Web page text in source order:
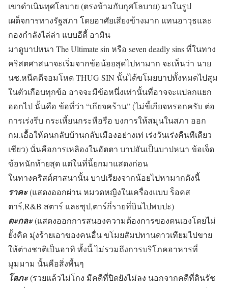
เขาดำเนินทุศโลบาย (ตรงข้ามกับกุศโลบาย) มาในรูป
เผด็จการทางรัฐสภา โดยอาศัยเสียงข้างมาก แทนอาวุธและ
กองกำลังไล่ล่า แบบอีดี้ อามิน
มาดูบาปหนา The Ultimate sin หรือ seven deadly sins ที่ในทาง
คริสตศาสนาจะเริ่มจากข้อน้อยสุดไปหามาก จะเห็นว่า นาย
นช.หนีคดีจอมโหด THUG SIN นั้นได้ขโมยบาปทั้งหมดไปสุม
ในตัวเกือบทุกข้อ อาจจะมีข้อหนึ่งเท่านั้นที่อาจจะแปลกแยก
ออกไป นั้นคือ ข้อที่ว่า “เกียจคร้าน” (ไม่ขี้เกียจหรอกครับ ต่อ
การเร่งรีบ กระเหี้ยนกระหือรือ บงการให้สมุนในสภา ออก
กม.เอื้อให้ตนกลับบ้านกลับเมืองอย่างเท่ เร่งวันเร่งคืนทีเดียว
เชียว) นั่นคือการเหลิองในอัตตา บาปอันเป็นบาปหนา ข้อเจ็ด
ข้อหนักท้ายสุด แต่ในที่นี้ยกมาแสดงก่อน
ในทางคริสต์ศาสนานั้น บาปเรียงจากน้อยไปหามากดังนี้
ราคะ(แสดงออกผ่าน หมวดหญิงในเครื่องแบบ ร็อคส
ตาร์,R&B สตาร์ และซุป,ตาร์กี่รายที่บินไปพบปะ)
ตะกละ(แสดงออกการสนองความต้องการของตนเองโดยไม่
ยั้งคิด มุ่งร้ายเอาของคนอื่น ขโมยสัมปทานดาวเทียมไปขาย
ให้ต่างชาติเป็นอาทิ ทั้งนี้ ไม่รวมถึงการบริโภคอาหารที่
มูมมาม นั้นคือสิ่งพื้นๆ
โลภะ(รวยแล้วไม่โกง มีคดีที่ปิดยังไม่ลง นอกจากคดีที่ดินรัช